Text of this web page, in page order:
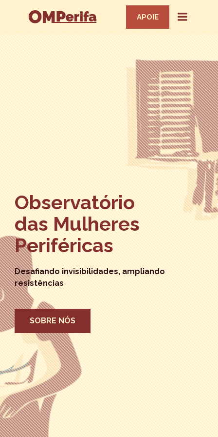
APOIE
Observatório
das Mulheres
Periféricas
Desafiando invisibilidades, ampliando
resistências
SOBRE NÓS